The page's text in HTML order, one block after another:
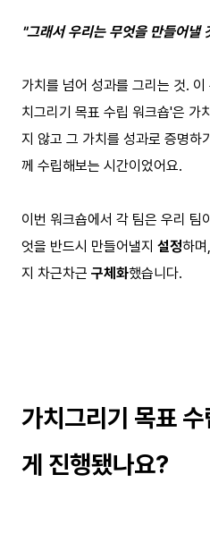
"그래서 우리는 무엇을 만들어낼
가치를 넘어 성과를 그리는 것.
치그리기 목표 수립 워크숍'은 가
지 않고 그 가치를 성과로 증명하
께 수립해보는 시간이었어요.
이번 워크숍에서 각 팀은 우리 팀
엇을 반드시 만들어낼지 설정하
지 차근차근 구체화했습니다.
가치그리기 목표
게 진행됐나요?